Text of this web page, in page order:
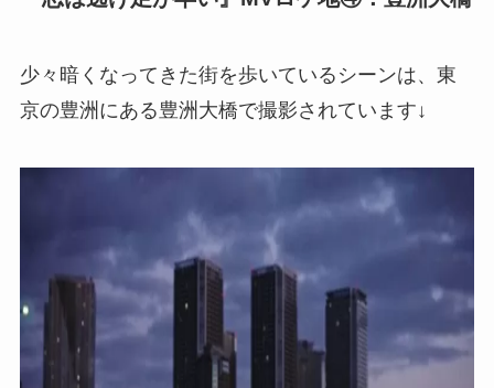
少々暗くなってきた街を歩いているシーンは、東
京の豊洲にある豊洲大橋で撮影されています↓